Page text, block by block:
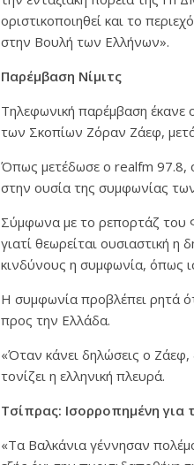
οριστικοποιηθεί και το
στην Βουλή των Ελλήνων».
Παρέμβαση Νίμιτς
Τηλεφωνική παρέμβαση
των Σκοπίων Ζόραν Ζάεφ,
Όπως μετέδωσε ο realfm 97.8, ο
στην ουσία της συμφωνίας
Σύμφωνα με το ρεπορτάζ του
γιατί θεωρείται ουσιαστική
κινδύνους η συμφωνία, όπως
Η συμφωνία προβλέπει ρητά
προς την Ελλάδα.
«Όταν κάνει δηλώσεις ο Ζάεφ,
τονίζει η ελληνική πλευρά.
Τσίπρας: Ισορροπημένη
«Τα Βαλκάνια γέννησαν